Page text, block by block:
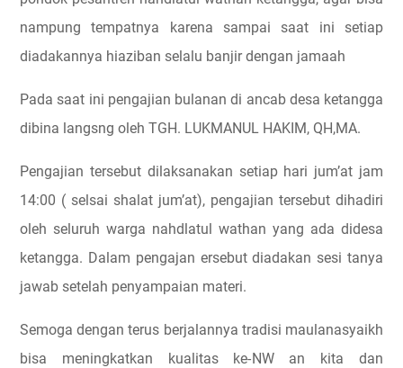
nampung tempatnya karena sampai saat ini setiap
diadakannya hiaziban selalu banjir dengan jamaah
Pada saat ini pengajian bulanan di ancab desa ketangga
dibina langsng oleh TGH. LUKMANUL HAKIM, QH,MA.
Pengajian tersebut dilaksanakan setiap hari jum’at jam
14:00 ( selsai shalat jum’at), pengajian tersebut dihadiri
oleh seluruh warga nahdlatul wathan yang ada didesa
ketangga. Dalam pengajan ersebut diadakan sesi tanya
jawab setelah penyampaian materi.
Semoga dengan terus berjalannya tradisi maulanasyaikh
bisa meningkatkan kualitas ke-NW an kita dan